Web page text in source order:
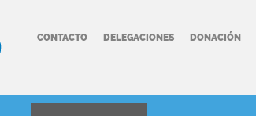
CONTACTO DELEGACIONES DONACIÓN